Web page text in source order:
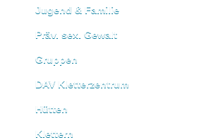
Jugend & Familie
Präv. sex. Gewalt
Gruppen
DAV Kletterzentrum
Hütten
Klettern